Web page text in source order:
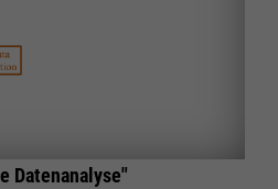
Datenanalyse"